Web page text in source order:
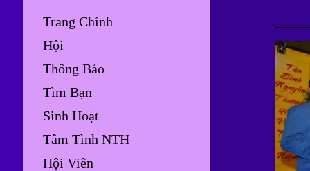
Trang Chính
Hội
Thông Báo
Tìm Bạn
Sinh Hoạt
Tâm Tình NTH
Hội Viên